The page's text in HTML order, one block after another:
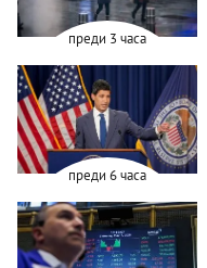
преди 3 часа
преди 6 часа